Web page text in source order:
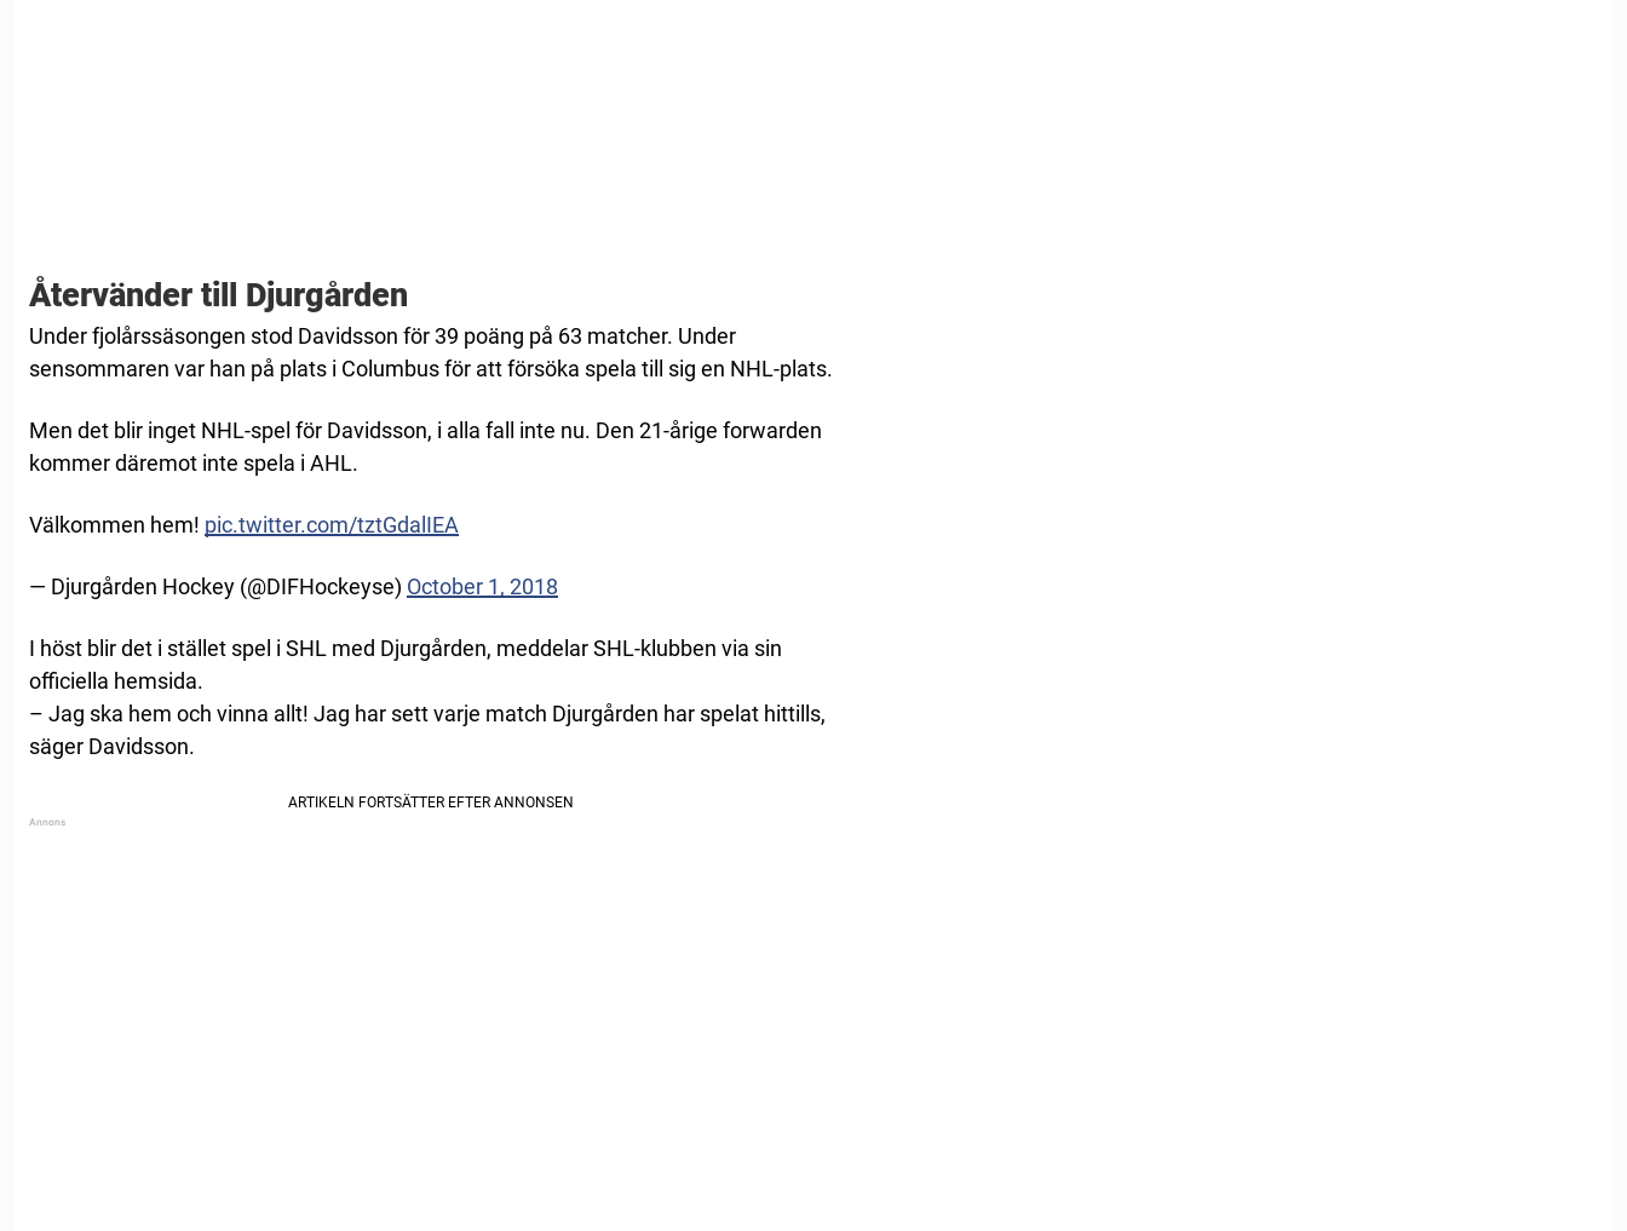
Återvänder till Djurgården
Under fjolårssäsongen stod Davidsson för 39 poäng på 63 matcher. Under
sensommaren var han på plats i Columbus för att försöka spela till sig en NHL-plats.
Men det blir inget NHL-spel för Davidsson, i alla fall inte nu. Den 21-årige forwarden
kommer däremot inte spela i AHL.
Välkommen hem! pic.twitter.com/tztGdalIEA
— Djurgården Hockey (@DIFHockeyse) October 1, 2018
I höst blir det i stället spel i SHL med Djurgården, meddelar SHL-klubben via sin
officiella hemsida.
– Jag ska hem och vinna allt! Jag har sett varje match Djurgården har spelat hittills,
säger Davidsson.